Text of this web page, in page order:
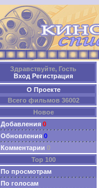
Здравствуйте, Гость
Вход Регистрация
О Проекте
Всего фильмов 36002
Новое
Добавления 0
Обновления 0
Комментарии 0
Top 100
По просмотрам
По голосам